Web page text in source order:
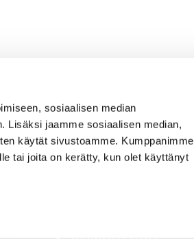
sosiaalisen median
Lisäksi jaamme sosiaalisen median,
käytät sivustoamme. Kumppanimme
tai joita on kerätty, kun olet käyttänyt
AJANKOHTAISTA
KEIMOLA GOLF